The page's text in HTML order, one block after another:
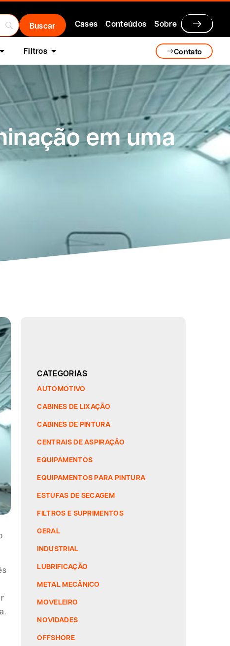
Cases Conteúdos Sobre
Filtros Contato
em uma
CATEGORIAS
AUTOMOTIVO
CABINES DE LIXAÇÃO
CABINES DE PINTURA
CENTRAIS DE ASPIRAÇÃO
EQUIPAMENTOS
EQUIPAMENTOS PARA PINTURA
ESTUFAS DE SECAGEM
FILTROS E SUPRIMENTOS
GERAL
INDUSTRIAL
LUBRIFICAÇÃO
METAL MECÂNICO
MOVELEIRO
NOVIDADES
OFFSHORE